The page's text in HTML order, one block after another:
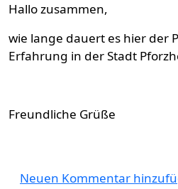
Hallo zusammen,
wie lange dauert es hier der
Erfahrung in der Stadt
Freundliche Grüße
Neuen Kommentar